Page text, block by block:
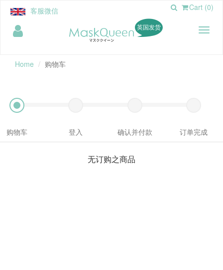
客服微信 Cart (0)
英国发货
Home 购物车
购物车 登入 确认并付款 订单完成
无订购之商品